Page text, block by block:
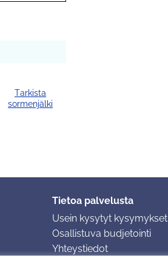
Tarkista
sormenjälki
Tietoa palvelusta
Usein kysytyt kysymykset
Osallistuva budjetointi
Yhteystiedot